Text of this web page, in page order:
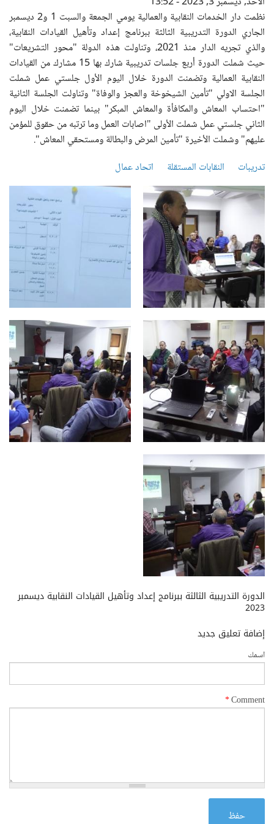
نظمت دار الخدمات النقابية والعمالية يومي الجمعة والسبت 1 و2 ديسمبر
الجاري الدورة التدريبية الثالثة ببرنامج إعداد وتأهيل القيادات النقابية،
والذي تجريه الدار منذ 2021، وتناولت هذه الدولة "محور التشريعات"
حيث شملت الدورة أربع جلسات تدريبية شارك بها 15 مشارك من القيادات
النقابية العمالية وتضمنت الدورة خلال اليوم الأول جلستي عمل شملت
الجلسة الاولي "تأمين الشيخوخة والعجز والوفاة" وتناولت الجلسة الثانية
"احتساب المعاش والمكافأة والمعاش المبكر" بينما تضمنت خلال اليوم
الثاني جلستي عمل شملت الأولى "اصابات العمل وما ترتبه من حقوق للمؤمن
عليهم" وشملت الأخيرة "تأمين المرض والبطالة ومستحقي المعاش".
تدريبات
النقابات المستقلة اتحاد عمال
الدورة التدريبية الثالثة ببرنامج إعداد وتأهيل القيادات النقابية ديسمبر
2023
إضافة تعليق جديد
‏اسمك ‏
*
حفظ